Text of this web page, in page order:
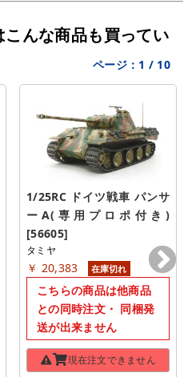
ページ： 1 / 10
1/25RC ドイツ戦車 パンサ
ーA(専用プロポ付き)
[56605]
タミヤ
￥ 20,383 在庫切れ
こちらの商品は他商品
との同時注文・ 同梱発
送が出来ません
現在注文できません